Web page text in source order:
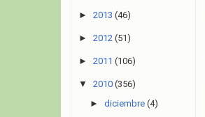
► 2013 (46)
► 2012 (51)
► 2011 (106)
▼ 2010 (356)
► diciembre (4)